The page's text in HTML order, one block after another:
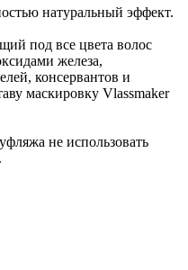
натуральный эффект.
под все цвета волос
железа,
консервантов и
маскировку Vlassmaker
не использовать